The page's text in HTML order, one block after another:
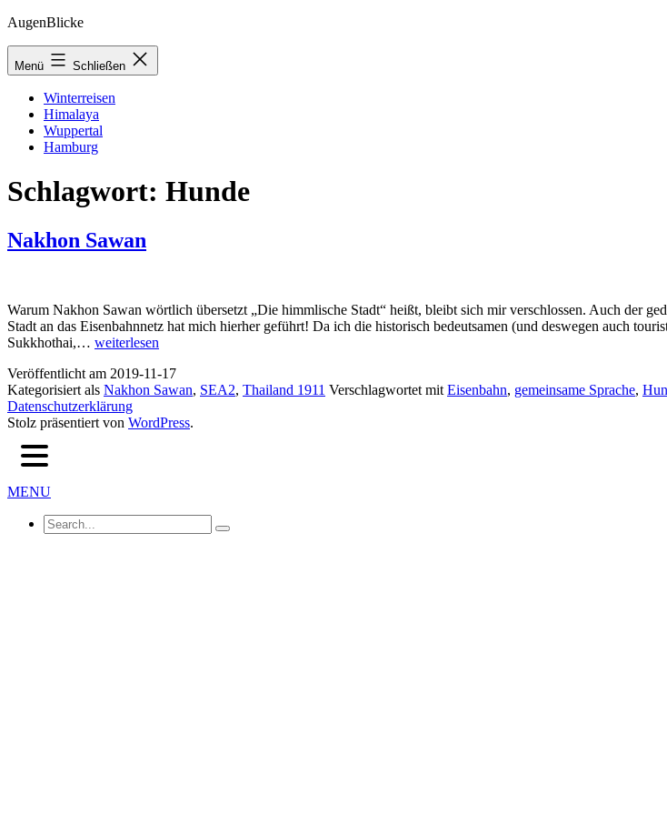
Zum
springen
AugenBlicke
Menü Schließen
Winterreisen
Himalaya
Wuppertal
Hamburg
Schlagwort: Hunde
Nakhon Sawan
Warum Nakhon Sawan wörtlich übersetzt „Die himmlische Stadt“ heißt, bleibt sich mir verschlossen. Auch
Stadt an das Eisenbahnnetz hat mich hierher geführt! Da ich die historisch bedeutsamen (und deswegen auch
Sukkhothai,… Nakhon
weiterlesen
Veröffentlicht am 2019-11-17
Kategorisiert als Nakhon Sawan, SEA2, Thailand 1911 Verschlagwortet mit Eisenbahn, gemeinsame Sprache,
Datenschutzerklärung
Stolz präsentiert von WordPress.
MENU
Search